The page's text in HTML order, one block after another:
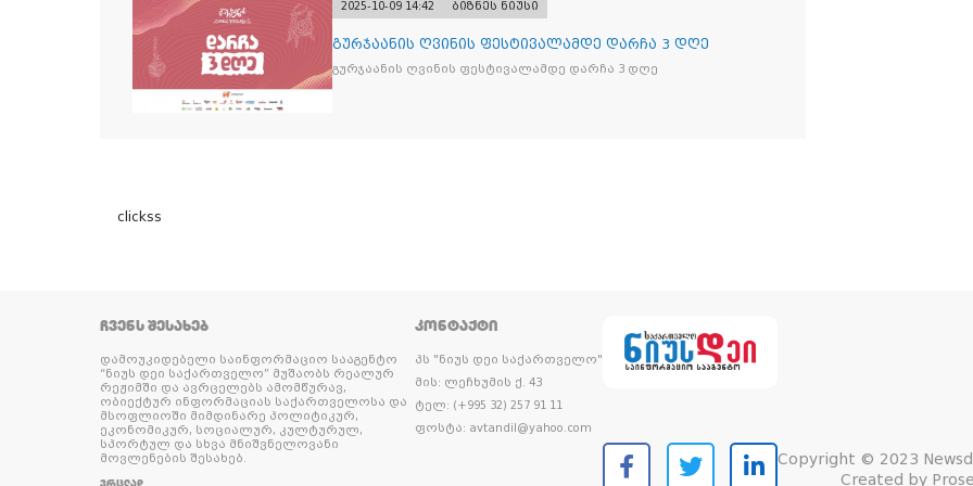
2025-10-09 14:42 ბიზნეს ნიუსი
გურჯაანის ღვინის ფესტივალამდე დარჩა 3 დღე
გურჯაანის ღვინის ფესტივალამდე დარჩა 3 დღე
clickss
ᲩᲕᲔᲜᲡ ᲨᲔᲡᲐᲮᲔᲑ
დამოუკიდებელი საინფორმაციო სააგენტო
“ნიუს დეი საქართველო” მუშაობს რეალურ
რეჟიმში და ავრცელებს ამომწურავ,
ობიექტურ ინფორმაციას საქართველოსა და
მსოფლიოში მიმდინარე პოლიტიკურ,
ეკონომიკურ, სოციალურ, კულტურულ,
სპორტულ და სხვა მნიშვნელოვანი
მოვლენების შესახებ.
ᲕᲠᲪᲚᲐᲓ
ᲙᲝᲜᲢᲐᲥᲢᲘ
პს "ნიუს დეი საქართველო"
მის: ლეჩხუმის ქ. 43
ტელ: (+995 32) 257 91 11
ფოსტა: avtandil@yahoo.com
Copyright © 2023
Created by